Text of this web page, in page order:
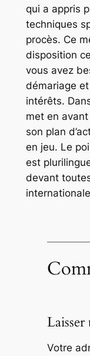
qui a appris
techniques
procès. Ce
disposition
vous avez
démariage
intérêts.
met en
son plan
en jeu. Le
est
devant
Votre